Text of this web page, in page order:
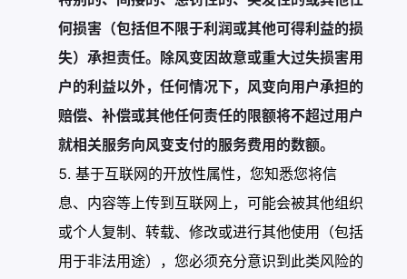
何损害（包括但不限于利润或其他可得利益的损
失）承担责任。除风变因故意或重大过失损害用
户的利益以外，任何情况下，风变向用户承担的
赔偿、补偿或其他任何责任的限额将不超过用户
就相关服务向风变支付的服务费用的数额。
基于互联网的开放性属性，您知悉您将信
息、内容等上传到互联网上，可能会被其他组织
或个人复制、转载、修改或进行其他使用（包括
用于非法用途），您必须充分意识到此类风险的